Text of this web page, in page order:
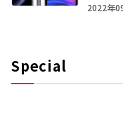
2022年
Special